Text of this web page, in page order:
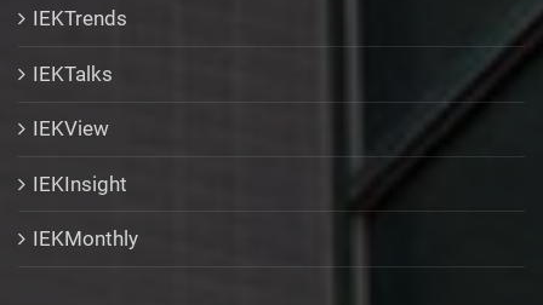
IEKTrends
IEKTalks
IEKView
IEKInsight
IEKMonthly